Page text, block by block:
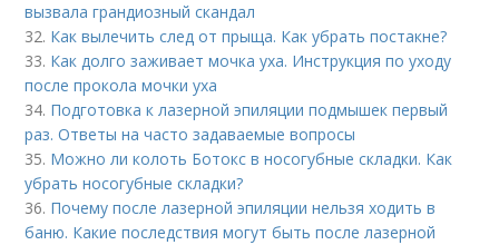
вызвала грандиозный скандал
32. Как вылечить след от прыща. Как убрать постакне?
33. Как долго заживает мочка уха. Инструкция по уходу
после прокола мочки уха
34. Подготовка к лазерной эпиляции подмышек первый
раз. Ответы на часто задаваемые вопросы
35. Можно ли колоть Ботокс в носогубные складки. Как
убрать носогубные складки?
36. Почему после лазерной эпиляции нельзя ходить в
баню. Какие последствия могут быть после лазерной